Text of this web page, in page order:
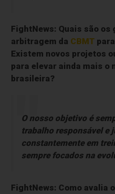
FightNews: Quais são
arbitragem da CBMT
Existem novos projetos
para elevar ainda mais o
brasileira?
O nosso objetivo é
trabalho responsável e
constantemente em
sempre focados na
FightNews: Como avalia